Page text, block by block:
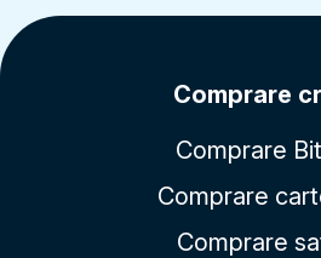
Comprare
Comprare
Comprare
Comprare